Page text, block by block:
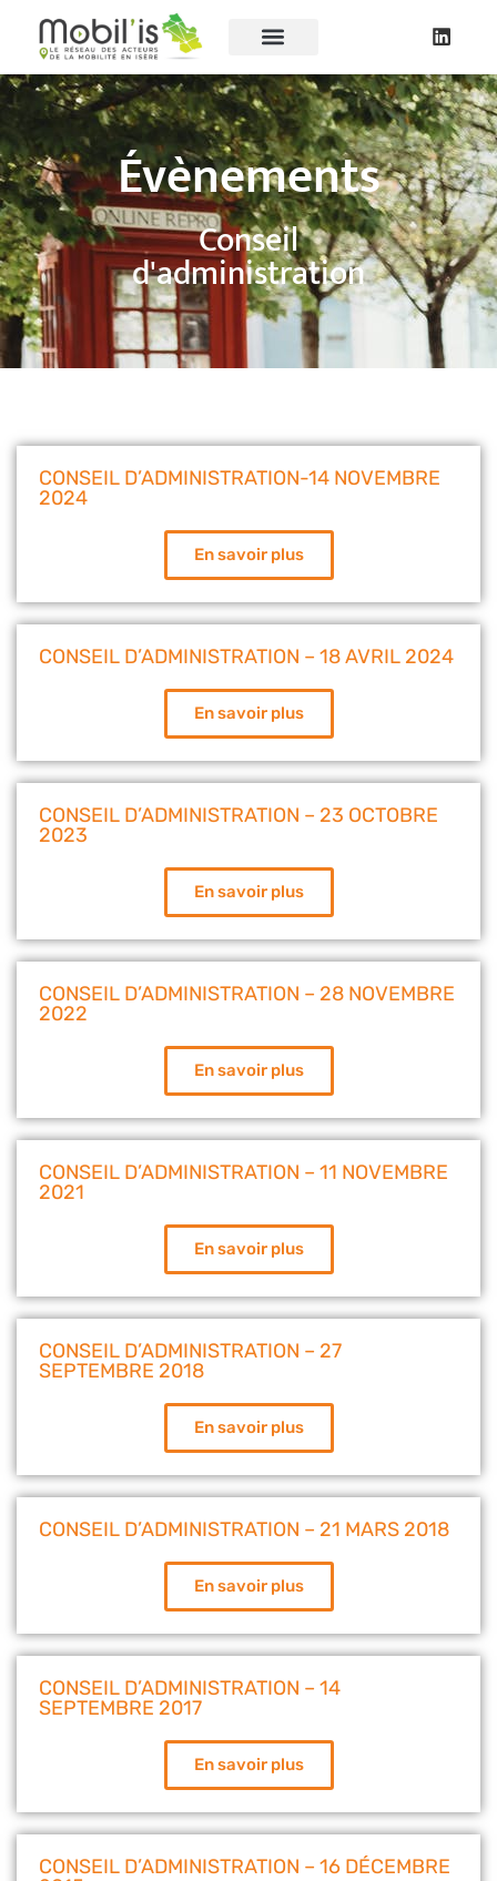
Évènements
Conseil
d'administration
CONSEIL D’ADMINISTRATION-14 NOVEMBRE
2024
En savoir plus
CONSEIL D’ADMINISTRATION – 18 AVRIL 2024
En savoir plus
CONSEIL D’ADMINISTRATION – 23 OCTOBRE
2023
En savoir plus
CONSEIL D’ADMINISTRATION – 28 NOVEMBRE
2022
En savoir plus
CONSEIL D’ADMINISTRATION – 11 NOVEMBRE
2021
En savoir plus
CONSEIL D’ADMINISTRATION – 27
SEPTEMBRE 2018
En savoir plus
CONSEIL D’ADMINISTRATION – 21 MARS 2018
En savoir plus
CONSEIL D’ADMINISTRATION – 14
SEPTEMBRE 2017
En savoir plus
CONSEIL D’ADMINISTRATION – 16 DÉCEMBRE